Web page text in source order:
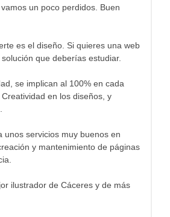
un poco perdidos. Buen
es el diseño. Si quieres una web
que deberías estudiar.
se implican al 100% en cada
en los diseños, y
unos servicios muy buenos en
y mantenimiento de páginas
ilustrador de Cáceres y de más